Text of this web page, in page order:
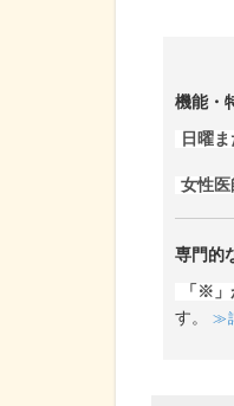
機能・
日曜
女性医
専門的
「※」
す。